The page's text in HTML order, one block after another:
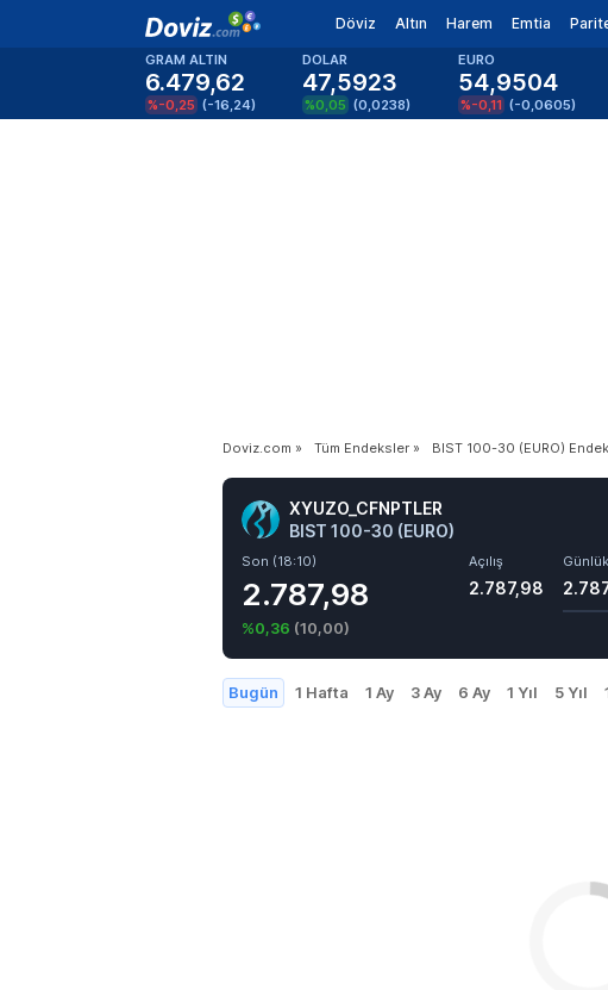
Döviz Altın Harem Emtia
GRAM ALTIN
6.479,62
%-0,25 (-16,24)
DOLAR
47,5923
%0,05 (0,0238)
EURO
54,9504
%-0,11 (-0,0605)
Doviz.com » Tüm Endeksler » BIST 100-30 (EURO)
XYUZO_CFNPTLER
BIST 100-30 (EURO)
Son (18:10)
2.787,98
%0,36 (10,00)
Açılış
2.787,98
Bugün 1 Hafta 1 Ay 3 Ay 6 Ay 1 Yıl 5 Yıl